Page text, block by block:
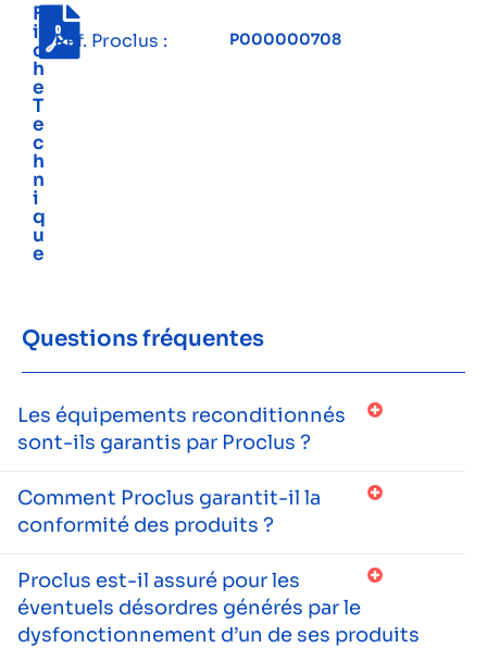
F
i
c
h
e
T
e
c
h
n
i
q
u
e
Réf. Proclus : P000000708
Questions fréquentes
Les équipements reconditionnés
sont-ils garantis par Proclus ?
Comment Proclus garantit-il la
conformité des produits ?
Proclus est-il assuré pour les
éventuels désordres générés par le
dysfonctionnement d’un de ses produits